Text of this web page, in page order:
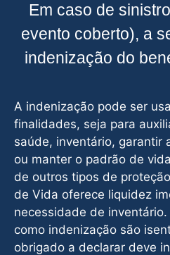
Em caso de
evento coberto), a
indenização do
A indenização pode ser
finalidades, seja para
saúde, inventário, garantir
ou manter o padrão de
de outros tipos de
de Vida oferece liquidez
necessidade de
como indenização são
obrigado a declarar deve